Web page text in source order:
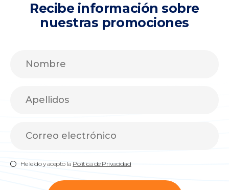
Recibe información sobre
nuestras promociones
He leído y acepto la Política de Privacidad